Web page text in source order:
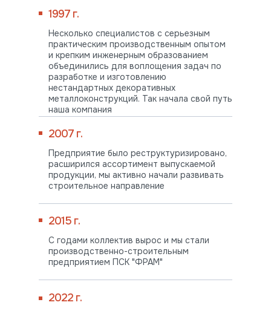
1997 г.
Несколько специалистов с серьезным
практическим производственным опытом
и крепким инженерным образованием
объединились для воплощения задач по
разработке и изготовлению
нестандартных декоративных
металлоконструкций. Так начала свой путь
наша компания
2007 г.
Предприятие было реструктуризировано,
расширился ассортимент выпускаемой
продукции, мы активно начали развивать
строительное направление
2015 г.
С годами коллектив вырос и мы стали
производственно-строительным
предприятием ПСК "ФРАМ"
2022 г.